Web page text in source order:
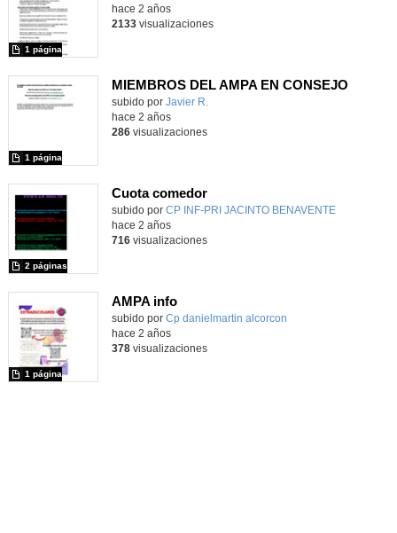
1 página
hace 2 años
2133visualizaciones
MIEMBROS DEL AMPA EN CONSEJO
subido por Javier R.
1 página
hace 2 años
286visualizaciones
Cuota comedor
subido por CP INF-PRI JACINTO BENAVENTE
2 páginas
-
hace 2 años
716visualizaciones
AMPA info
subido por Cp danielmartin alcorcon
1 página
hace 2 años
378visualizaciones